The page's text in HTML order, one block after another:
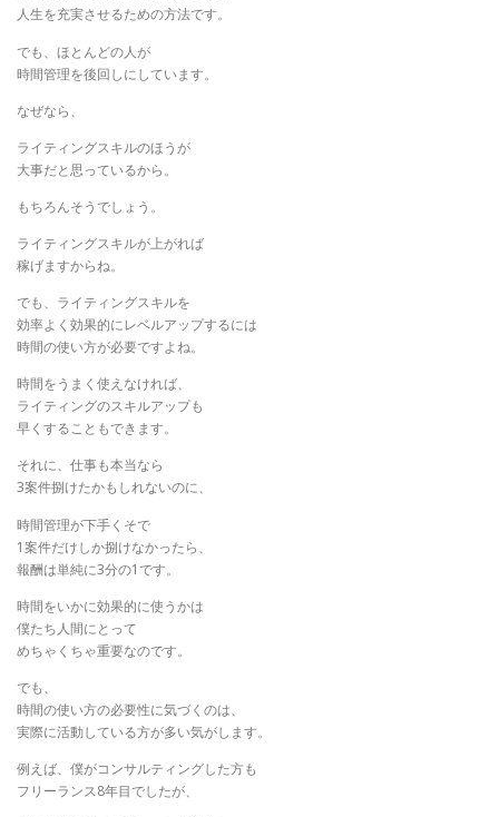
人生を充実させるための方法です。
でも、ほとんどの人が
時間管理を後回しにしています。
なぜなら、
ライティングスキルのほうが
大事だと思っているから。
もちろんそうでしょう。
ライティングスキルが上がれば
稼げますからね。
でも、ライティングスキルを
効率よく効果的にレベルアップするには
時間の使い方が必要ですよね。
時間をうまく使えなければ、
ライティングのスキルアップも
早くすることもできます。
それに、仕事も本当なら
3案件捌けたかもしれないのに、
時間管理が下手くそで
1案件だけしか捌けなかったら、
報酬は単純に3分の1です。
時間をいかに効果的に使うかは
僕たち人間にとって
めちゃくちゃ重要なのです。
でも、
時間の使い方の必要性に気づくのは、
実際に活動している方が多い気がします。
例えば、僕がコンサルティングした方も
フリーランス8年目でしたが、